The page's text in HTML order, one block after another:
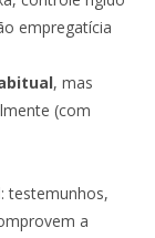
empregatícia
, mas
(com
testemunhos,
a